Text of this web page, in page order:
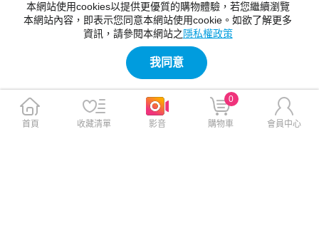
本網站使用cookies以提供更優質的購物體驗，若您繼續瀏覽
本網站內容，即表示您同意本網站使用cookie。如欲了解更多
資訊，請參閱本網站之 隱私權政策
我同意
首頁 收藏清單 影音 購物車
0
會員中心